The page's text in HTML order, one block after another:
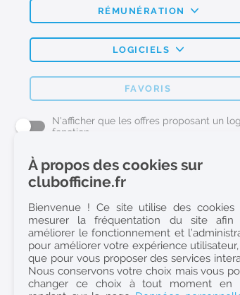
RÉMUNÉRATION
LOGICIELS
FAVORIS
N'afficher que les offres proposant un
fonction
L'emploi Pharmacie par métier
Pharmacien (H/F)
Préparateur en Pharmacie (H/F)
Etudiant en Pharmacie (H/F)
Etudiant en Pharmacie 6e année validée (H/F)
Conseiller Dermo Cosmetique - Esthéticienne
À propos des cookies sur
clubofficine.fr
Bienvenue ! Ce site utilise des cookies
mesurer la fréquentation du site afin
améliorer le fonctionnement et
pour améliorer votre expérience utilisateur,
que pour vous proposer des services
Nous conservons votre choix mais vous
changer ce choix à tout moment en